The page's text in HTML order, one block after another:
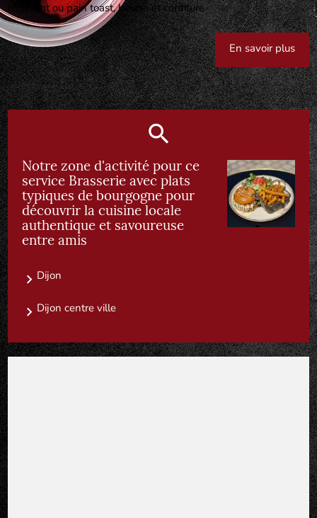
croissant ou pain toast, beurre et confiture
En savoir plus
Notre zone d'activité pour ce
service Brasserie avec plats
typiques de bourgogne pour
découvrir la cuisine locale
authentique et savoureuse
entre amis
Dijon
Dijon centre ville